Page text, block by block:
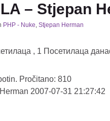
– Stjepan
PHP - Nuke, Stjepan Herman
, 1 Посетилаца
Pročitano: 810
2007-07-31 21:27:42